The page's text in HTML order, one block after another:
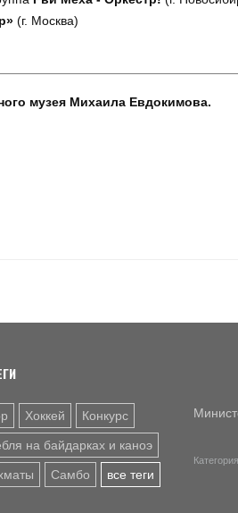
(г. Москва)
музея Михаила Евдокимова.
Хоккей Конкурс
на байдарках и каноэ
Самбо все теги